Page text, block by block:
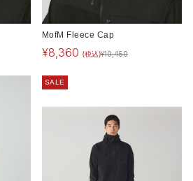
MofM Fleece Cap
¥8,360 (税込)¥10,450
SALE